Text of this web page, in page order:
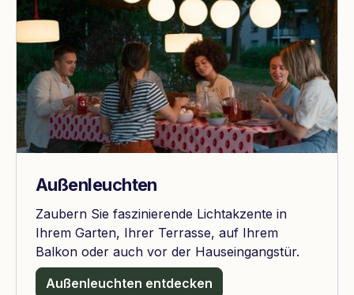
Außenleuchten
Zaubern Sie faszinierende Lichtakzente in
Ihrem Garten, Ihrer Terrasse, auf Ihrem
Balkon oder auch vor der Hauseingangstür.
Außenleuchten entdecken